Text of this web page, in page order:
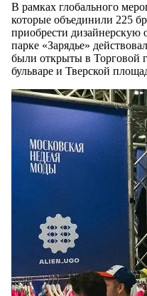
В рамках глобального
которые объединили 225
приобрести дизайнерскую
парке «Зарядье»
были открыты в Торговой
бульваре и Тверской